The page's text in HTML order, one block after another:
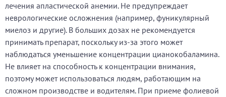
лечения апластической анемии. Не предупреждает
неврологические осложнения (например, фуникулярный
миелоз и другие). В больших дозах не рекомендуется
принимать препарат, поскольку из-за этого может
наблюдаться уменьшение концентрации цианокобаламина.
Не влияет на способность к концентрации внимания,
поэтому может использоваться людям, работающим на
сложном производстве и водителям. При приеме фолиевой